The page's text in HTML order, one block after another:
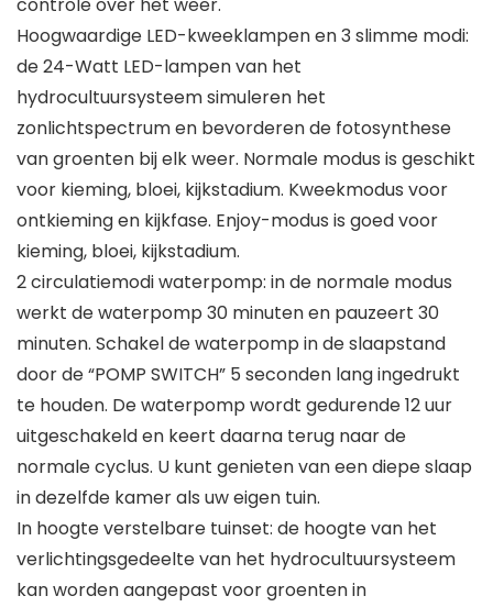
controle over het weer.
Hoogwaardige LED-kweeklampen en 3 slimme modi:
de 24-Watt LED-lampen van het
hydrocultuursysteem simuleren het
zonlichtspectrum en bevorderen de fotosynthese
van groenten bij elk weer. Normale modus is geschikt
voor kieming, bloei, kijkstadium. Kweekmodus voor
ontkieming en kijkfase. Enjoy-modus is goed voor
kieming, bloei, kijkstadium.
2 circulatiemodi waterpomp: in de normale modus
werkt de waterpomp 30 minuten en pauzeert 30
minuten. Schakel de waterpomp in de slaapstand
door de “POMP SWITCH” 5 seconden lang ingedrukt
te houden. De waterpomp wordt gedurende 12 uur
uitgeschakeld en keert daarna terug naar de
normale cyclus. U kunt genieten van een diepe slaap
in dezelfde kamer als uw eigen tuin.
In hoogte verstelbare tuinset: de hoogte van het
verlichtingsgedeelte van het hydrocultuursysteem
kan worden aangepast voor groenten in